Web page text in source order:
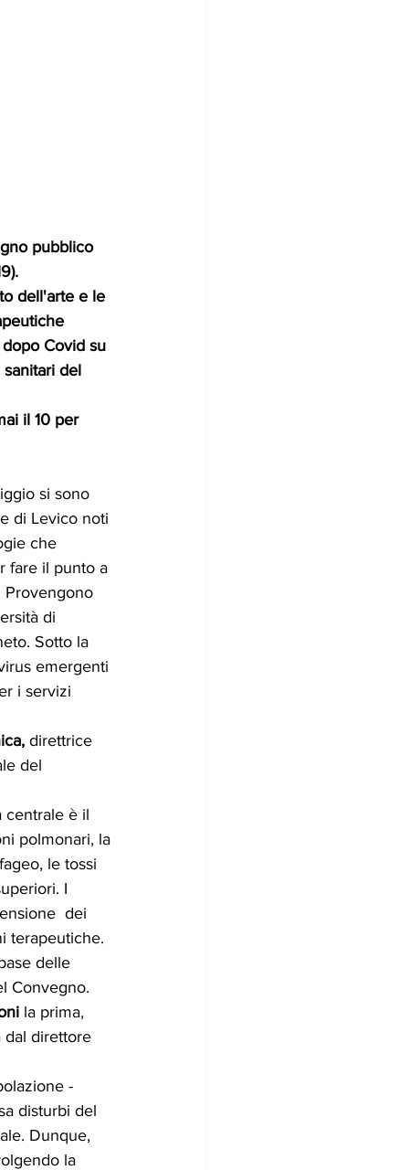
pubblico
dell'arte e le
Covid su
del
il 10 per
si sono
di Levico noti
che
fare il punto a
Provengono
di
Sotto la
emergenti
i servizi
direttrice
del
centrale è il
polmonari, la
le tossi
I
dei
terapeutiche.
delle
Convegno.
la prima,
dal direttore
-
disturbi del
Dunque,
la